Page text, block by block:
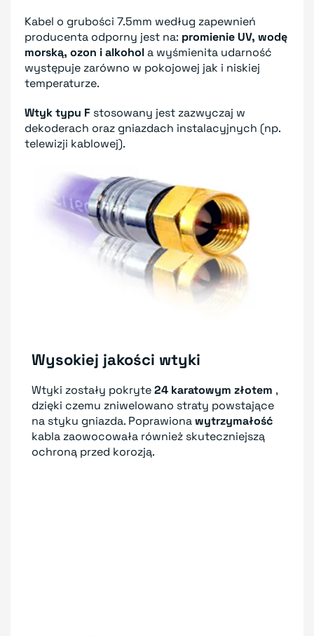
Kabel o grubości 7.5mm według zapewnień
producenta odporny jest na: promienie UV, wodę
morską, ozon i alkohola wyśmienita udarność
występuje zarówno w pokojowej jak i niskiej
temperaturze.
Wtyk typu F stosowany jest zazwyczaj w
dekoderach oraz gniazdach instalacyjnych (np.
telewizji kablowej).
Wysokiej jakości wtyki
Wtyki zostały pokryte24 karatowym złotem ,
dzięki czemu zniwelowano straty powstające
na styku gniazda. Poprawionawytrzymałość
kabla zaowocowała również skuteczniejszą
ochroną przed korozją.